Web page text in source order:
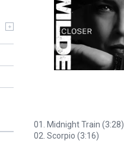
01. Midnight Train (3:28)
02. Scorpio (3:16)